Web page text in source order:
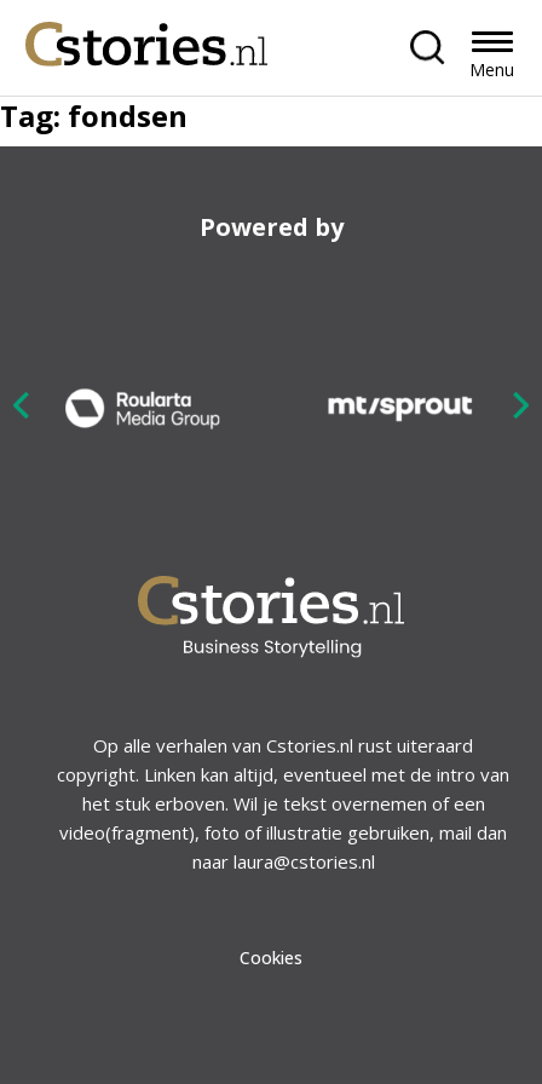
Menu
Tag: fondsen
Powered by
Op alle verhalen van Cstories.nl rust uiteraard
copyright. Linken kan altijd, eventueel met de intro van
het stuk erboven. Wil je tekst overnemen of een
video(fragment), foto of illustratie gebruiken, mail dan
naar laura@cstories.nl
Cookies